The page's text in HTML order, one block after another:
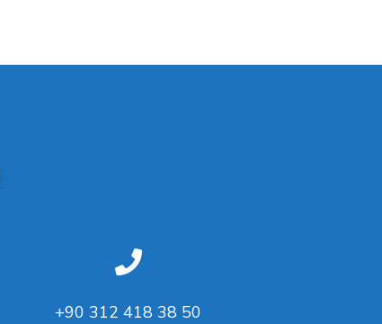
+90 312 418 38 50